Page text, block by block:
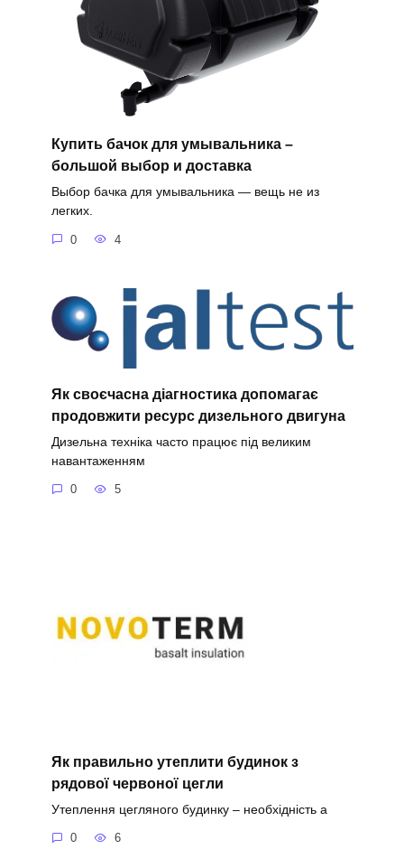
Купить бачок для умывальника –
большой выбор и доставка
Выбор бачка для умывальника — вещь не из
легких.
0 4
Як своєчасна діагностика допомагає
продовжити ресурс дизельного двигуна
Дизельна техніка часто працює під великим
навантаженням
0 5
Як правильно утеплити будинок з
рядової червоної цегли
Утеплення цегляного будинку – необхідність а
0 6